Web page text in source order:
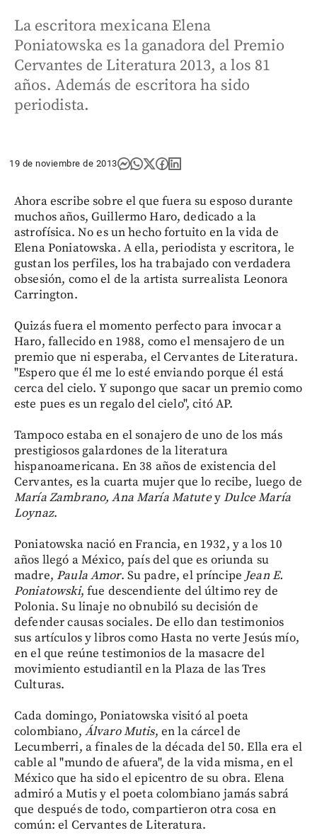
La escritora mexicana Elena
Poniatowska es la ganadora del Premio
Cervantes de Literatura 2013, a los 81
años. Además de escritora ha sido
periodista.
19 de noviembre de 2013
Ahora escribe sobre el que fuera su esposo durante
muchos años, Guillermo Haro, dedicado a la
astrofísica. No es un hecho fortuito en la vida de
Elena Poniatowska. A ella, periodista y escritora, le
gustan los perfiles, los ha trabajado con verdadera
obsesión, como el de la artista surrealista Leonora
Carrington.
Quizás fuera el momento perfecto para invocar a
Haro, fallecido en 1988, como el mensajero de un
premio que ni esperaba, el Cervantes de Literatura.
"Espero que él me lo esté enviando porque él está
cerca del cielo. Y supongo que sacar un premio como
este pues es un regalo del cielo", citó AP.
Tampoco estaba en el sonajero de uno de los más
prestigiosos galardones de la literatura
hispanoamericana. En 38 años de existencia del
Cervantes, es la cuarta mujer que lo recibe, luego de
María Zambrano, Ana María MatuteyDulceMaría
Loynaz.
Poniatowska nació en Francia, en 1932, y a los 10
años llegó a México, país del que es oriunda su
madre,PaulaAmor. Su padre, el príncipe Jean E.
Poniatowski, fue descendiente del último rey de
Polonia. Su linaje no obnubiló su decisión de
defender causas sociales. De ello dan testimonios
sus artículos y libros como Hasta no verte Jesús mío,
en el que reúne testimonios de la masacre del
movimiento estudiantil en la Plaza de las Tres
Culturas.
Cada domingo, Poniatowska visitó al poeta
colombiano, ÁlvaroMutis, en la cárcel de
Lecumberri, a finales de la década del 50. Ella era el
cable al "mundo de afuera", de la vida misma, en el
México que ha sido el epicentro de su obra. Elena
admiró a Mutis y el poeta colombiano jamás sabrá
que después de todo, compartieron otra cosa en
común: el Cervantes de Literatura.